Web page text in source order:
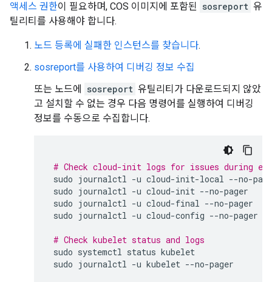
액세스 권한이 필요하며, COS 이미지에 포함된 sosreport 유
틸리티를 사용해야 합니다.
노드 등록에 실패한 인스턴스를 찾습니다.
sosreport를 사용하여 디버깅 정보 수집
또는 노드에
sosreport 유틸리티가 다운로드되지 않았
고 설치할 수 없는 경우 다음 명령어를 실행하여 디버깅
정보를 수동으로 수집합니다.
# Check cloud-init logs for issues during
sudo journalctl -u cloud-init-local
sudo journalctl -u cloud-init
sudo journalctl -u cloud-final
sudo journalctl -u cloud-config --no-pager
# Check kubelet status and logs
sudo systemctl status
sudo journalctl -u kubelet --no-pager